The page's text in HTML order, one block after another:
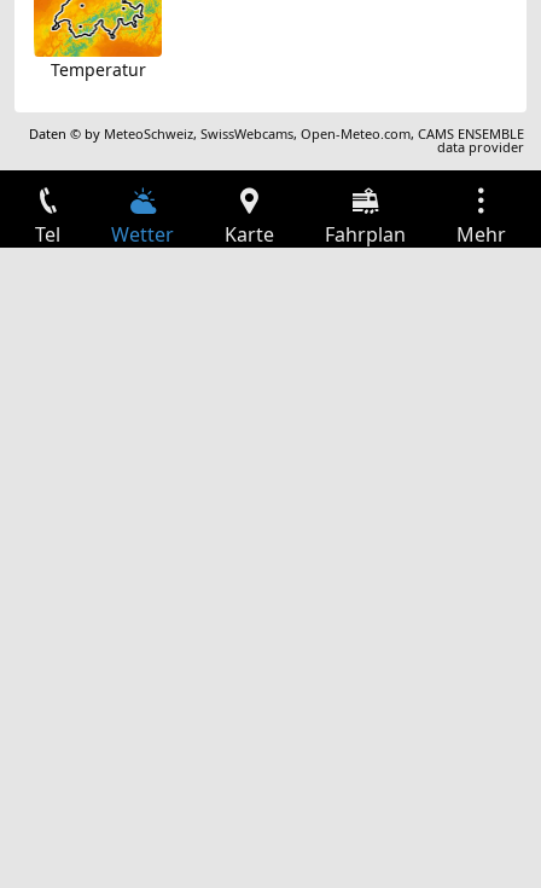
Temperatur
Daten © by MeteoSchweiz,SwissWebcams,Open-Meteo.com,CAMS ENSEMBLE
data provider
Tel Wetter Karte Fahrplan Mehr